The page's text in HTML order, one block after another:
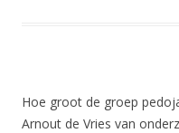
Hoe groot de groep
Arnout de Vries van